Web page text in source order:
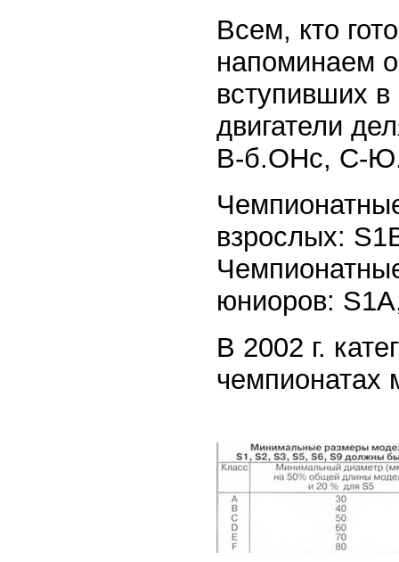
Всем, кто
напоминаем
вступивших
двигатели
В-б.ОНс, С-
взрослых:
юниоров:
В 2002 г.
чемпионатах